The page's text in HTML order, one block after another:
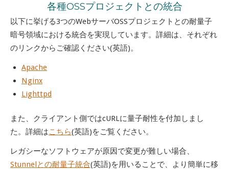
各種OSSプロジェクトとの統合
以下に挙げる3つのWebサーバOSSプロジェクトとの耐量子
暗号領域における統合を実現しています。詳細は、それぞれ
のリンクからご確認ください(英語)。
Apache
Nginx
Lighttpd
また、クライアント側ではcURLに量子耐性を付加しまし
た。詳細はこちら(英語)をご覧ください。
レガシーなソフトウェアが原因で変更が難しい場合、
Stunnelとの耐量子統合(英語)を用いることで、より簡単に移